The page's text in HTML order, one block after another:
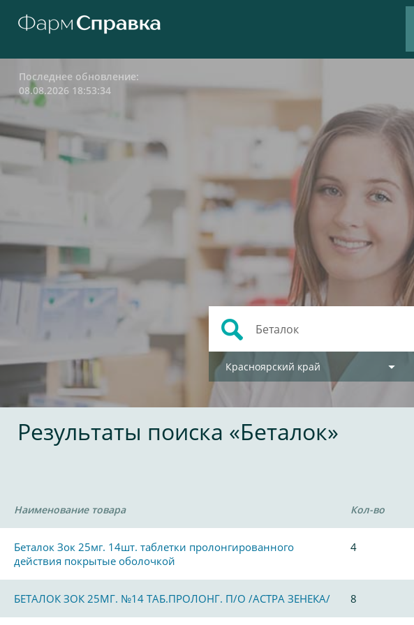
Последнее обновление:
08.08.2026 18:53:34
Красноярский край
Результаты поиска «Беталок»
Наименование товара Кол-во
Беталок Зок 25мг. 14шт. таблетки пролонгированного
действия покрытые оболочкой
4
БЕТАЛОК ЗОК 25МГ. №14 ТАБ.ПРОЛОНГ. П/О /АСТРА ЗЕНЕКА/ 8